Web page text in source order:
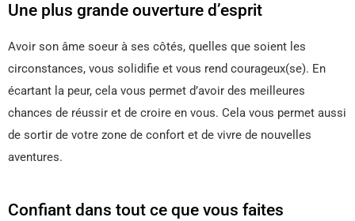
Une plus grande ouverture d’esprit
Avoir son âme soeur à ses côtés, quelles que soient les
circonstances, vous solidifie et vous rend courageux(se). En
écartant la peur, cela vous permet d’avoir des meilleures
chances de réussir et de croire en vous. Cela vous permet aussi
de sortir de votre zone de confort et de vivre de nouvelles
aventures.
Confiant dans tout ce que vous faites